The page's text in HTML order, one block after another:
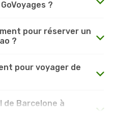
?
pour réserver un
?
pour voyager de
de Barcelone à